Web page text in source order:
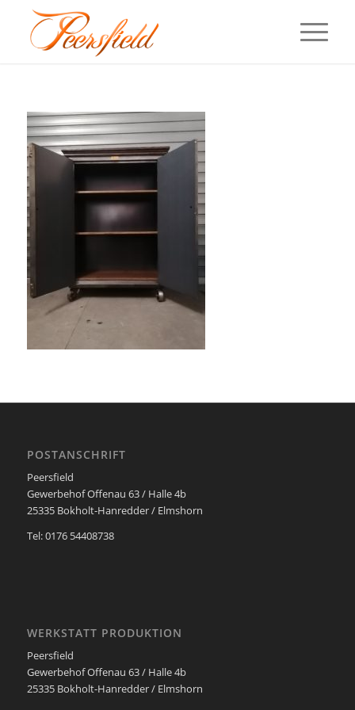
POSTANSCHRIFT
Peersfield
Gewerbehof Offenau 63 / Halle 4b
25335 Bokholt-Hanredder / Elmshorn
Tel: 0176 54408738
WERKSTATT PRODUKTION
Peersfield
Gewerbehof Offenau 63 / Halle 4b
25335 Bokholt-Hanredder / Elmshorn